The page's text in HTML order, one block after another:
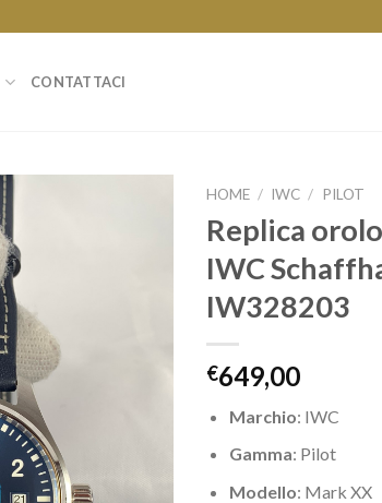
CONTATTACI
HOME / IWC / PILOT
Replica
IWC
IW328203
€649,00
Marchio: IWC
Gamma: Pilot
Modello: Mark XX